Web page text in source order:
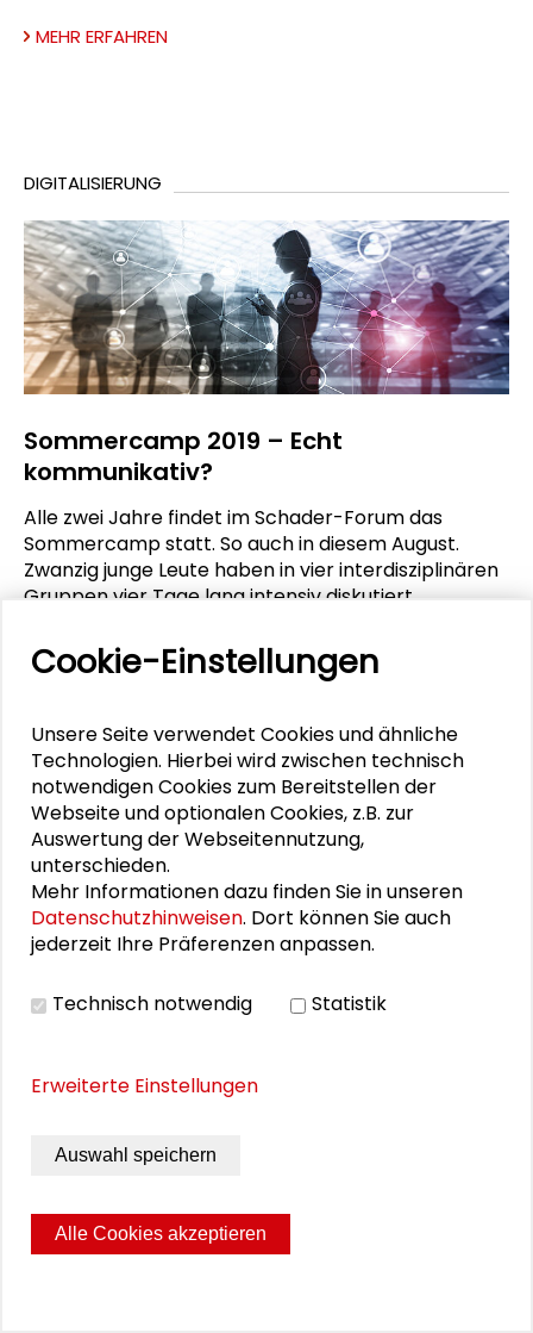
MEHR ERFAHREN
DIGITALISIERUNG
Sommercamp 2019 – Echt
kommunikativ?
Alle zwei Jahre findet im Schader-Forum das
Sommercamp statt. So auch in diesem August.
Zwanzig junge Leute haben in vier interdisziplinären
Gruppen vier Tage lang intensiv diskutiert,
kommunikativ?“ bildeten analoge und digitale
Begegnungen im öffentlichen Raum das
MEHR ERFAHREN
DIGITALISIERUNG
KI Science Film on Tour
Künstliche Intelligenz veranstaltete das Zentrum für
Generale (ZAK) am Karlsruher Institut für
Technologie (KIT) vom 3. bis 5. Juli 2019 das „KI
Cookie-Einstellungen
Unsere Seite verwendet Cookies und ähnliche
Technologien. Hierbei wird zwischen technisch
notwendigen Cookies zum Bereitstellen der
Webseite und optionalen Cookies, z.B. zur
Auswertung der Webseitennutzung,
unterschieden.
Mehr Informationen dazu finden Sie in unseren
Datenschutzhinweisen. Dort können Sie auch
jederzeit Ihre Präferenzen anpassen.
Technisch notwendig Statistik
Erweiterte Einstellungen
Auswahl speichern
Alle Cookies akzeptieren